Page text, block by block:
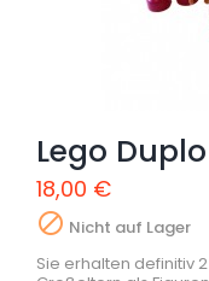
Lego
18,00 €
 Nicht auf Lager
Sie erhalten definitiv